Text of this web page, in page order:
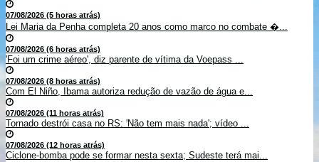
07/08/2026 (5 horas atrás)
Lei Maria da Penha completa 20 anos como marco no combate �...
07/08/2026 (6 horas atrás)
'Foi um crime aéreo', diz parente de vítima da Voepass ...
07/08/2026 (8 horas atrás)
Com El Niño, Ibama autoriza redução de vazão de água e...
07/08/2026 (11 horas atrás)
Tornado destrói casa no RS: 'Não tem mais nada'; vídeo ...
07/08/2026 (12 horas atrás)
Ciclone-bomba pode se formar nesta sexta; Sudeste terá mai...